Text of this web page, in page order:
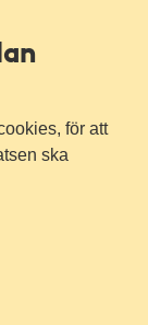
för att
ska